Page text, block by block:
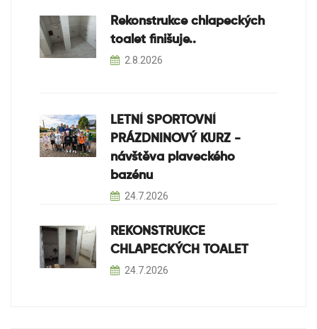
Rekonstrukce chlapeckých
toalet finišuje..
2.8.2026
LETNÍ SPORTOVNÍ
PRÁZDNINOVÝ KURZ -
návštěva plaveckého
bazénu
24.7.2026
REKONSTRUKCE
CHLAPECKÝCH TOALET
24.7.2026